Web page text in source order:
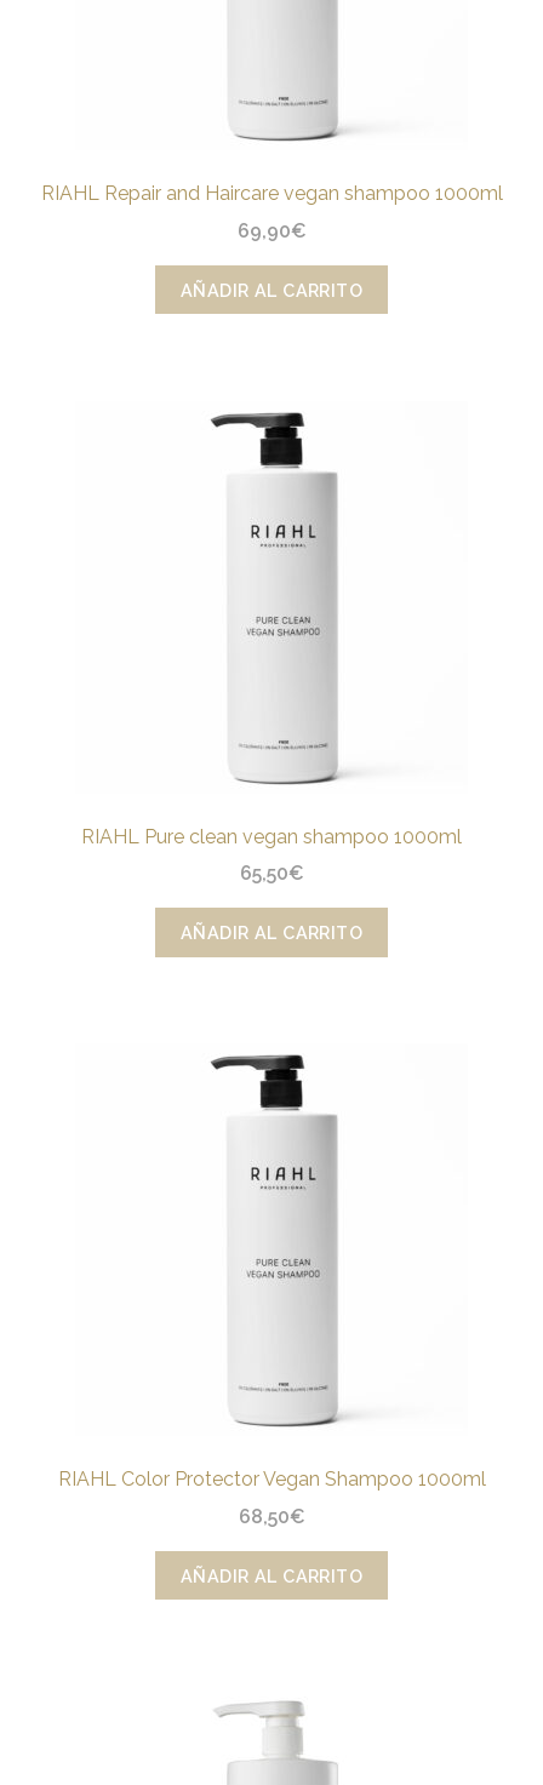
RIAHL Repair and Haircare vegan shampoo 1000ml
69,90€
AÑADIR AL CARRITO
RIAHL Pure clean vegan shampoo 1000ml
65,50€
AÑADIR AL CARRITO
RIAHL Color Protector Vegan Shampoo 1000ml
68,50€
AÑADIR AL CARRITO